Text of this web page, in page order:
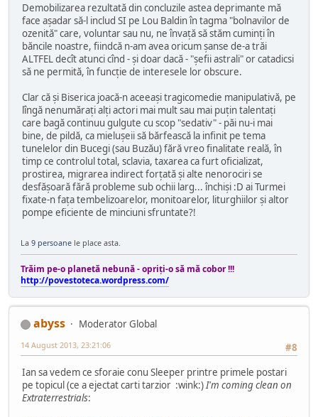
Demobilizarea rezultată din concluzile astea deprimante mă
face aşadar să-l includ SI pe Lou Baldin în tagma "bolnavilor de
ozenită" care, voluntar sau nu, ne învaţă să stăm cuminţi în
băncile noastre, fiindcă n-am avea oricum şanse de-a trăi
ALTFEL decît atunci cînd - şi doar dacă - "şefii astrali" or catadicsi
să ne permită, în funcţie de interesele lor obscure.
Clar că şi Biserica joacă-n aceeaşi tragicomedie manipulativă, pe
lîngă nenumăraţi alţi actori mai mult sau mai puţin talentaţi
care bagă continuu gulgute cu scop "sedativ" - păi nu-i mai
bine, de pildă, ca mieluşeii să bărfească la infinit pe tema
tunelelor din Bucegi (sau Buzău) fără vreo finalitate reală, în
timp ce controlul total, sclavia, taxarea ca furt oficializat,
prostirea, migrarea indirect forţată şi alte nenorociri se
desfăşoară fără probleme sub ochii larg... închişi :D ai Turmei
fixate-n faţa tembelizoarelor, monitoarelor, liturghiilor şi altor
pompe eficiente de minciuni sfruntate?!
La 9 persoane le place asta.
Trăim pe-o planetă nebună - opriţi-o să mă cobor !!!
http://povestoteca.wordpress.com/
abyss
Moderator Global
#8
14 August 2013, 23:21:06
Ian sa vedem ce sforaie conu Sleeper printre primele postari
pe topicul (ce a ejectat carti tarzior :wink:) I'm coming clean on
Extraterrestrials: